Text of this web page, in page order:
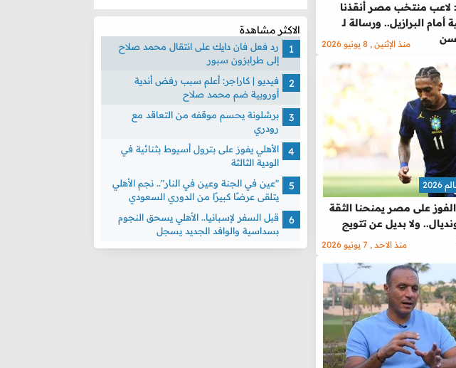
لاعب منتخب مصر أنقذنا
أمام البرازيل.. ورسالة لـ
منذ الإثنين , 8 يونيو 2026
الفوز على مصر يمنحنا الثقة
ولا بديل عن تتويج
منذ الاحد , 7 يونيو 2026
الاكثر مشاهدة
رد فعل فان دايك على انتقال محمد صلاح
إلى طرابزون سبور
فيديو | كاراجر: أعلم سبب رفض أندية
أوروبية ضم محمد صلاح
برشلونة يحسم موقفه من التعاقد مع
رودري
الأهلي يفوز على بترول أسيوط بثنائية في
الودية الثالثة
"عين في الجنة وعين في النار".. نجم الأهلي
يتلقى عرضًا كبيرًا من الدوري السعودي
قبل السفر لإسبانيا.. الأهلي يسحق النجوم
بسداسية والوافد الجديد يسجل